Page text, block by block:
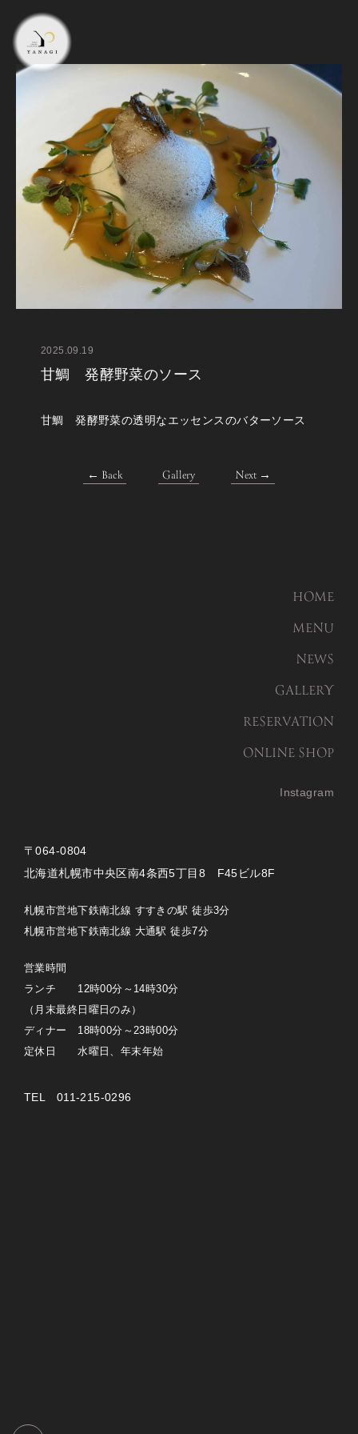
2025.09.19
甘鯛 発酵野菜のソース
甘鯛 発酵野菜の透明なエッセンスのバターソース
← Back Gallery Next →
〒064-0804
北海道札幌市中央区南4条西5丁目8 F45ビル8F
札幌市営地下鉄南北線 すすきの駅 徒歩3分
札幌市営地下鉄南北線 大通駅 徒歩7分
営業時間
ランチ 12時00分～14時30分
（月末最終日曜日のみ）
ディナー 18時00分～23時00分
定休日 水曜日、年末年始
TEL 011-215-0296
HOME
MENU
NEWS
GALLERY
RESERVATION
ONLINE SHOP
Instagram